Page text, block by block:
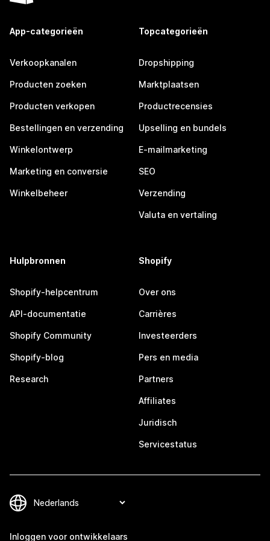
App-categorieën
Verkoopkanalen
Producten zoeken
Producten verkopen
Bestellingen en verzending
Winkelontwerp
Marketing en conversie
Winkelbeheer
Topcategorieën
Dropshipping
Marktplaatsen
Productrecensies
Upselling en bundels
E-mailmarketing
SEO
Verzending
Valuta en vertaling
Hulpbronnen
Shopify-helpcentrum
API-documentatie
Shopify Community
Shopify-blog
Research
Shopify
Over ons
Carrières
Investeerders
Pers en media
Partners
Affiliates
Juridisch
Servicestatus
Inloggen voor ontwikkelaars